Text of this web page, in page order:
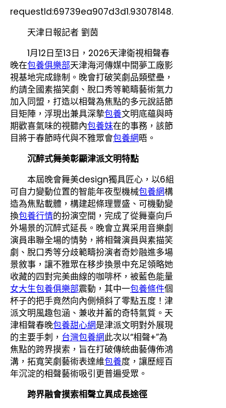
requestId:69739ea907d3d1.93078148.
天津日報記者 劉茵
1月12日至13日，2026天津衛視相聲春
晚在包養俱樂部天津海河傳媒中間夢工廠影
視基地完成錄制。晚會打破笑劇品類壁壘，
約請全國素描笑劇、脫口秀等範疇藝術氣力
加入同盟，打造以相聲為焦點的多元說話節
目矩陣，浮現出兼具深摯包養文明底蘊與時
期歡喜氣味的視聽內包養妹在的事務，該節
目將于春節時代與不雅眾會包養網晤。
沉醉式舞美彰顯津派文明特點
本屆晚會舞美design獨具匠心，以6組
可自力變動位置的智能年夜型機械包養網構
造為焦點載體，構建起條理豐盛、可機動變
換包養行情的扮演空間，完成了從舞臺向戶
外場景的沉醉式延長。晚會立異采用音樂劇
演員串聯全場的情勢，將相聲演員與素描笑
劇、脫口秀等分歧範疇扮演者奇妙融進多場
景敘事，讓不雅眾在移步換景中充足領略她
收藏的四對完美曲線的咖啡杯，被藍色能量
女大生包養俱樂部震動，其中一包養條件個
杯子的把手竟然向內側傾斜了零點五度！津
派文明風趣包涵、兼收并蓄的奇特氣質。天
津相聲春晚包養甜心網是津派文明對外展現
的主要手刺， 台灣包養網此次以“相聲+”為
焦點的跨界摸索，旨在打破傳統曲藝傳佈鴻
溝，拓寬笑劇藝術表達維包養度，讓歷經百
年沉淀的相聲藝術吸引更普遍受眾。
跨界融會摸索相聲立異成長途徑